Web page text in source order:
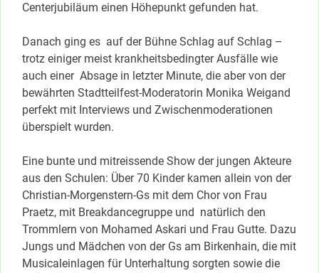
Centerjubiläum einen Höhepunkt gefunden hat.
Danach ging es auf der Bühne Schlag auf Schlag –
trotz einiger meist krankheitsbedingter Ausfälle wie
auch einer Absage in letzter Minute, die aber von der
bewährten Stadtteilfest-Moderatorin Monika Weigand
perfekt mit Interviews und Zwischenmoderationen
überspielt wurden.
Eine bunte und mitreissende Show der jungen Akteure
aus den Schulen: Über 70 Kinder kamen allein von der
Christian-Morgenstern-Gs mit dem Chor von Frau
Praetz, mit Breakdancegruppe und natürlich den
Trommlern von Mohamed Askari und Frau Gutte. Dazu
Jungs und Mädchen von der Gs am Birkenhain, die mit
Musicaleinlagen für Unterhaltung sorgten sowie die